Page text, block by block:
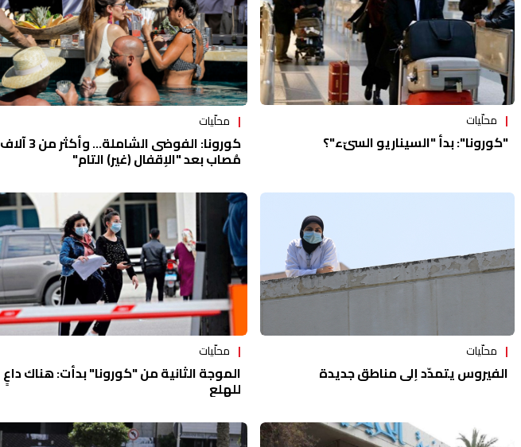
محلّيات
"كورونا": بدأ "السيناريو السيّء"؟
محلّيات
كورونا: الفوضى الشاملة... وأكثر من 3 آلاف
مُصاب بعد "الإقفال (غير) التام"
محلّيات
الفيروس يتمدّد إلى مناطق جديدة
محلّيات
الموجة الثانية من "كورونا" بدأت: هناك داعٍ
للهلع